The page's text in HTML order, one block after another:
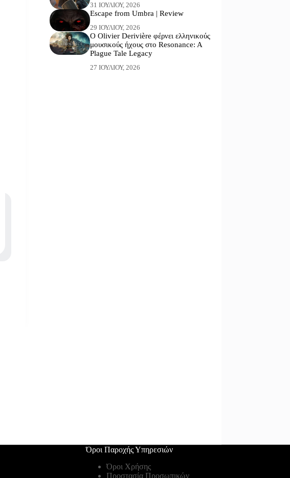
31 ΙΟΥΛΊΟΥ, 2026
Escape from Umbra | Review
29 ΙΟΥΛΊΟΥ, 2026
Ο Olivier Derivière φέρνει ελληνικούς
μουσικούς ήχους στο Resonance: A
Plague Tale Legacy
27 ΙΟΥΛΊΟΥ, 2026
Όροι Παροχής Υπηρεσιών
Όροι Χρήσης
Προστασία Προσωπικών